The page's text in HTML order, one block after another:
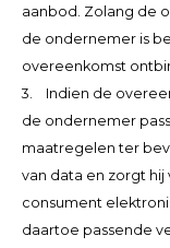
aanbod. Zolang de
de ondernemer is
overeenkomst
3. Indien de
de ondernemer
maatregelen ter
van data en zorgt
consument
daartoe passende